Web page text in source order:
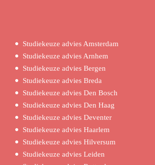
Studiekeuze advies Amsterdam
Studiekeuze advies Arnhem
Studiekeuze advies Bergen
Studiekeuze advies Breda
Studiekeuze advies Den Bosch
Studiekeuze advies Den Haag
Studiekeuze advies Deventer
Studiekeuze advies Haarlem
Studiekeuze advies Hilversum
Studiekeuze advies Leiden